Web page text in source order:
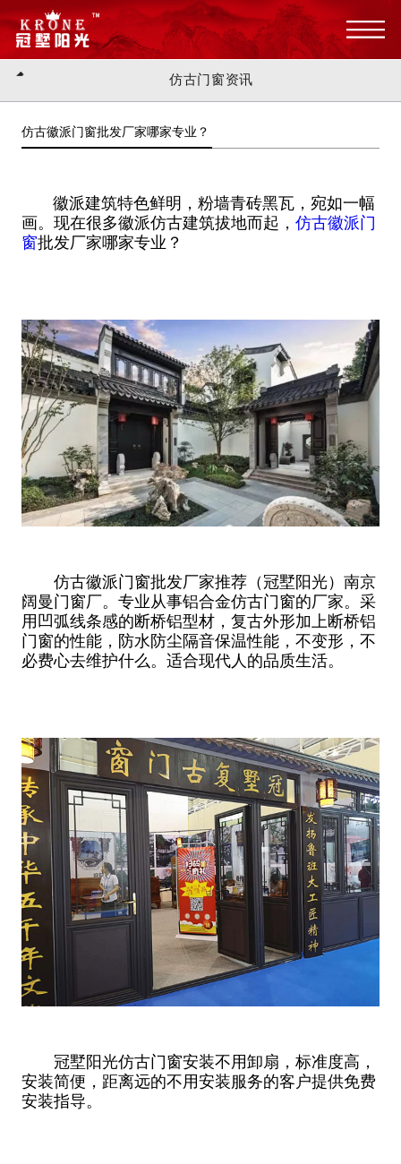
仿古门窗资讯
仿古徽派门窗批发厂家哪家专业？
徽派建筑特色鲜明，粉墙青砖黑瓦，宛如一幅
画。现在很多徽派仿古建筑拔地而起， 仿古徽派门
窗批发厂家哪家专业？
仿古徽派门窗批发厂家推荐（冠墅阳光）南京
阔曼门窗厂。专业从事铝合金仿古门窗的厂家。采
用凹弧线条感的断桥铝型材，复古外形加上断桥铝
门窗的性能，防水防尘隔音保温性能，不变形，不
必费心去维护什么。适合现代人的品质生活。
冠墅阳光仿古门窗安装不用卸扇，标准度高，
安装简便，距离远的不用安装服务的客户提供免费
安装指导。